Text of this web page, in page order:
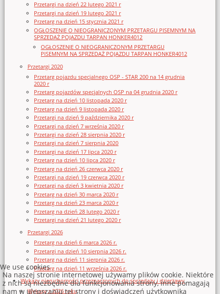
Przetargi na dzień 22 lutego 2021 r
Przetargi na dzień 19 lutego 2021 r
Przetarg na dzień 15 stycznia 2021 r
OGŁOSZENIE O NIEOGRANICZONYM PRZETARGU PISEMNYM NA
SPRZEDAŻ POJAZDU TARPAN HONKER4012
OGŁOSZENIE O NIEOGRANICZONYM PRZETARGU
PISEMNYM NA SPRZEDAŻ POJAZDU TARPAN HONKER4012
Przetargi 2020
Przetarg pojazdu specjalnego OSP - STAR 200 na 14 grudnia
2020 r
Przetarg pojazdów specjalnych OSP na 04 grudnia 2020 r
Przetarg na dzień 10 listopada 2020 r
Przetarg na dzień 9 listopada 2020 r
Przetargi na dzień 9 października 2020 r
Przetargi na dzień 7 września 2020 r
Przetargi na dzień 28 sierpnia 2020 r
Przetargi na dzień 7 sierpnia 2020
Przetargi na dzień 17 lipca 2020 r
Przetarg na dzień 10 lipca 2020 r
Przetarg na dzień 26 czerwca 2020 r
Przetargi na dzień 19 czerwca 2020 r
Przetargi na dzień 3 kwietnia 2020 r
Przetarg na dzień 30 marca 2020 r
Przetarg na dzień 23 marca 2020 r
Przetarg na dzień 28 lutego 2020 r
Przetargi na dzień 21 lutego 2020 r
Przetargi 2026
Przetarg na dzień 6 marca 2026 r.
Przetargi na dzień 10 sierpnia 2026 r.
Przetarg na dzień 11 sierpnia 2026 r.
Przetarg na dzień 11 września 2026 r.
Wykazy nieruchomości przeznaczonych do sprzedaży i dzierżawy
Wykazy z 2026 roku
We use cookies
Na naszej stronie internetowej używamy plików cookie. Niektóre
z nich są niezbędne dla funkcjonowania strony, inne pomagają
nam w ulepszaniu tej strony i doświadczeń użytkownika